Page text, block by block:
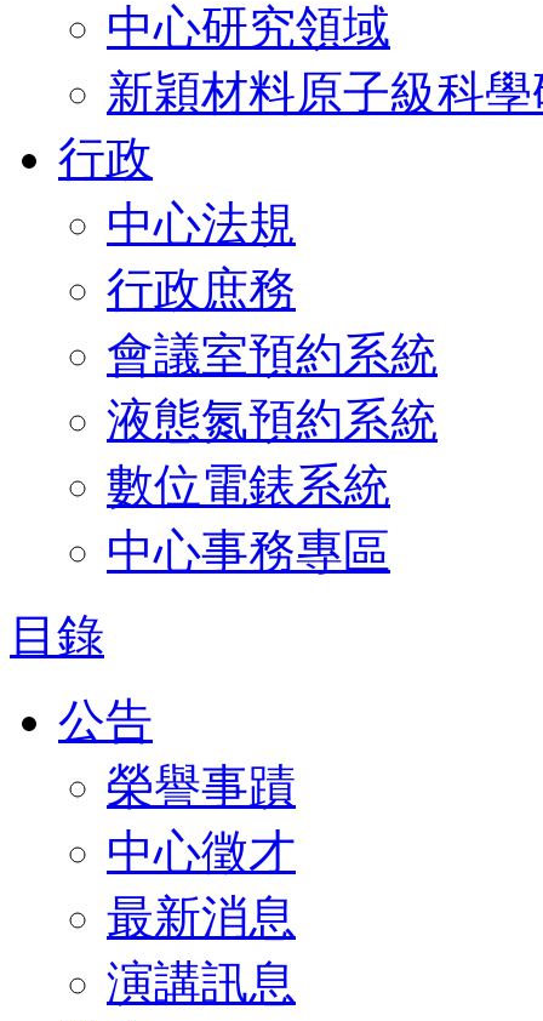
中心研究領域
新穎材料原子級科
行政
中心法規
行政庶務
會議室預約系統
液態氮預約系統
數位電錶系統
中心事務專區
目錄
公告
榮譽事蹟
中心徵才
最新消息
演講訊息